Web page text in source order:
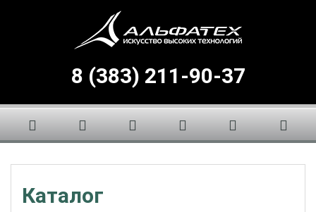
8 (383) 211-90-37
Каталог